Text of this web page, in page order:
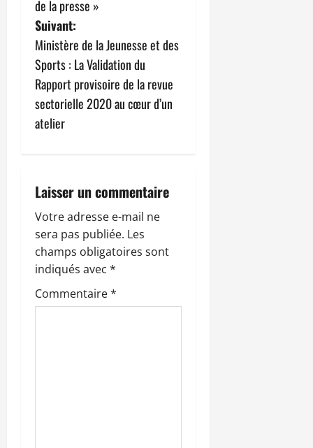
g
a
t
i
d
’
a
r
de la presse »
Suivant:
Ministère de la Jeunesse et des
Sports : La Validation du
Rapport provisoire de la revue
sectorielle 2020 au cœur d’un
atelier
Laisser un commentaire
Votre adresse e-mail ne
sera pas publiée. Les
champs obligatoires sont
indiqués avec *
Commentaire*